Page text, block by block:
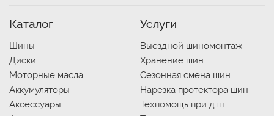
Каталог
Шины
Диски
Моторные масла
Аккумуляторы
Аксессуары
Услуги
Выездной шиномонтаж
Хранение шин
Сезонная смена шин
Нарезка протектора шин
Техпомощь при дтп